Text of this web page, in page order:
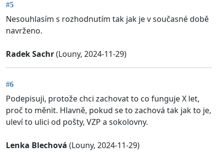
#5
Nesouhlasím s rozhodnutím tak jak je v současné době
navrženo.
Radek Sachr(Louny, 2024-11-29)
#6
Podepisuji, protože chci zachovat to co funguje X let,
proč to měnit. Hlavně, pokud se to zachová tak jak to je,
uleví to ulici od pošty, VZP a sokolovny.
Lenka Blechová (Louny, 2024-11-29)